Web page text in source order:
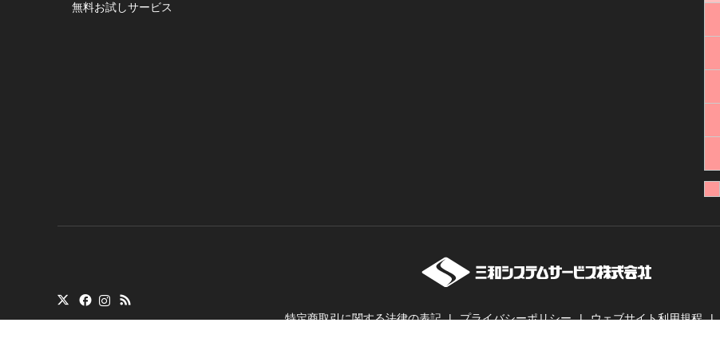
無料お試しサービス
特定商取引に関する法律の表記 プライバシーポリシー ウェブサイト利用規程